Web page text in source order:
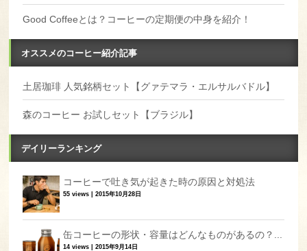
Good Coffeeとは？コーヒーの定期便の中身を紹介！
オススメのコーヒー紹介記事
土居珈琲 人気銘柄セット【グァテマラ・エルサルバドル】
森のコーヒー お試しセット【ブラジル】
デイリーランキング
コーヒーで吐き気が起きた時の原因と対処法
55 views |2015年10月28日
缶コーヒーの形状・容量はどんなものがあるの？...
14 views |2015年9月14日